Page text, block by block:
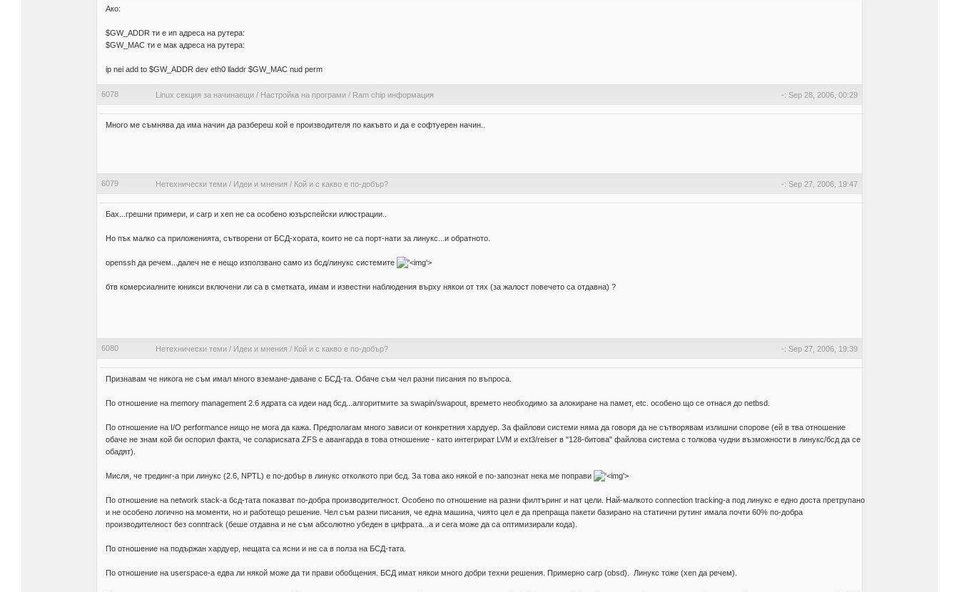
Ако:
$GW_ADDR ти е ип адреса на рутера:
$GW_MAC ти е мак адреса на рутера:
ip nei add to $GW_ADDR dev eth0 lladdr $GW_MAC nud perm
6078 Linux секция за начинаещи / Настройка на програми / Ram chip информация -: Sep 28, 2006, 00:29
Много ме съмнява да има начин да разбереш кой е производителя по какъвто и да е софтуерен начин..
6079 Нетехнически теми / Идеи и мнения / Кой и с какво е по-добър? -: Sep 27, 2006, 19:47
Бах...грешни примери, и carp и xen не са особено юзърспейски илюстрации..
Но пък малко са приложенията, сътворени от БСД-хората, които не са порт-нати за линукс...и обратното.
openssh да речем...далеч не е нещо използвано само из бсд/линукс системите '>
бтв комерсиалните юникси включени ли са в сметката, имам и известни наблюдения върху някои от тях (за жалост повечето са отдавна) ?
6080 Нетехнически теми / Идеи и мнения / Кой и с какво е по-добър? -: Sep 27, 2006, 19:39
Признавам че никога не съм имал много вземане-даване с БСД-та. Обаче съм чел разни писания по въпроса.
По отношение на memory management 2.6 ядрата са идеи над бсд...алгоритмите за swapin/swapout, времето необходимо за алокиране на памет, etc. особено що се отнася до netbsd.
По отношение на I/O performance нищо не мога да кажа. Предполагам много зависи от конкретния хардуер. За файлови системи няма да говоря да не сътворявам излишни спорове (ей в тва отношение
обаче не знам кой би оспорил факта, че солариската ZFS е авангарда в това отношение - като интегрират LVM и ext3/reiser в "128-битова" файлова система с толкова чудни възможности в линукс/бсд да се
обадят).
Мисля, че трединг-а при линукс (2.6, NPTL) е по-добър в линукс отколкото при бсд. За това ако някой е по-запознат нека ме поправи '>
По отношение на network stack-a бсд-тата показват по-добра производителност. Особено по отношение на разни филтъринг и нат цели. Най-малкото connection tracking-a под линукс е едно доста претрупано
и не особено логично на моменти, но и работещо решение. Чел съм разни писания, че една машина, чиято цел е да препраща пакети базирано на статични рутинг имала почти 60% по-добра
производителност без conntrack (беше отдавна и не съм абсолютно убеден в цифрата...а и сега може да са оптимизирали кода).
По отношение на подържан хардуер, нещата са ясни и не са в полза на БСД-тата.
По отношение на userspace-a едва ли някой може да ти прави обобщения. БСД имат някои много добри техни решения. Примерно carp (obsd). Линукс тоже (xen да речем).